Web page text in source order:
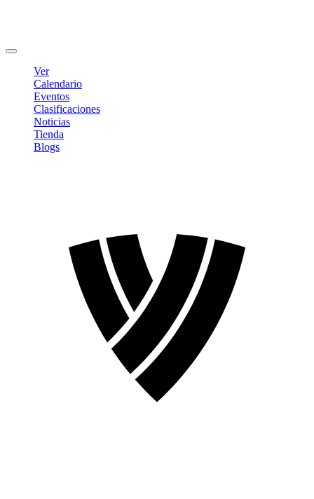
Ver
Calendario
Eventos
Clasificaciones
Noticias
Tienda
Blogs